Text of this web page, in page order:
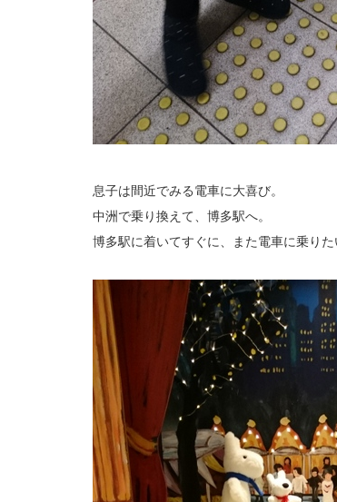
息子は間近でみる電車に大喜び。
中洲で乗り換えて、博多駅へ。
博多駅に着いてすぐに、また電車に乗り